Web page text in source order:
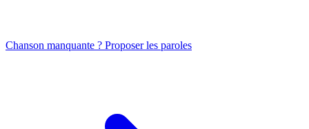
Chanson manquante ? Proposer les paroles